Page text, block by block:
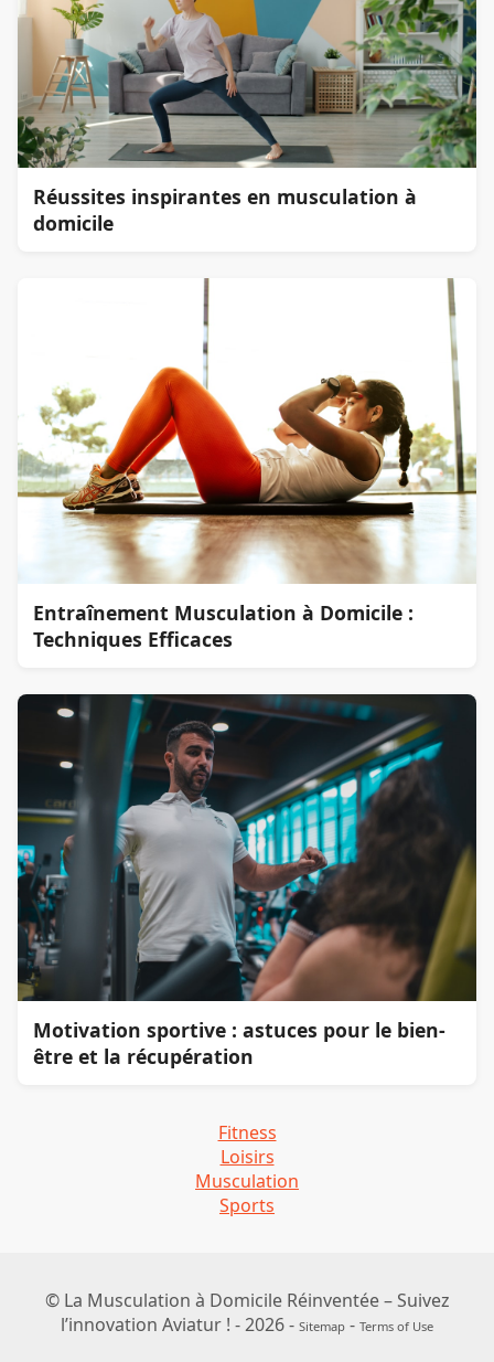
Réussites inspirantes en musculation à
domicile
Entraînement Musculation à Domicile :
Techniques Efficaces
Motivation sportive : astuces pour le bien-
être et la récupération
Fitness
Loisirs
Musculation
Sports
© La Musculation à Domicile Réinventée – Suivez
l’innovation Aviatur ! - 2026 - Sitemap - Terms of Use